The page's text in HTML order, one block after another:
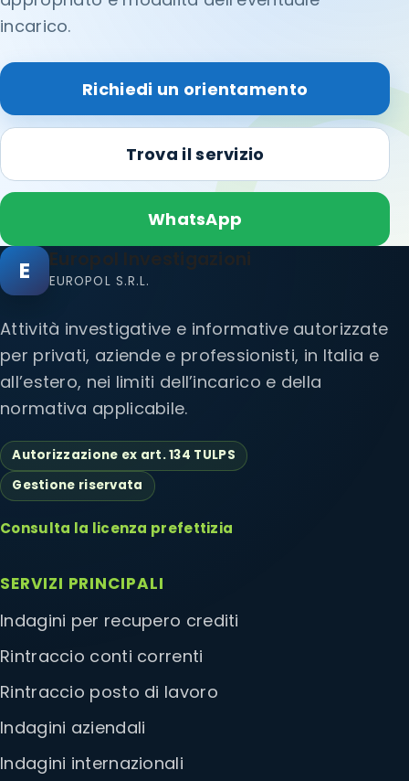
incarico.
Richiedi un orientamento
Trova il servizio
WhatsApp
E Europol Investigazioni
EUROPOL S.R.L.
Attività investigative e informative autorizzate
per privati, aziende e professionisti, in Italia e
all’estero, nei limiti dell’incarico e della
normativa applicabile.
Autorizzazione ex art. 134 TULPS
Gestione riservata
Consulta la licenza prefettizia
SERVIZI PRINCIPALI
Indagini per recupero crediti
Rintraccio conti correnti
Rintraccio posto di lavoro
Indagini aziendali
Indagini internazionali